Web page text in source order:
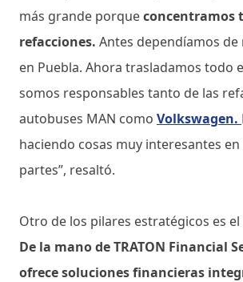
más grande porqueconcentramos
refacciones. Antes dependíamos
en Puebla. Ahora trasladamos todo
somos responsables tanto de las
autobuses MAN como Volkswagen.
haciendo cosas muy interesantes
partes”, resaltó.
Otro de los pilares estratégicos es
De la mano de TRATON Financial
ofrece soluciones financieras